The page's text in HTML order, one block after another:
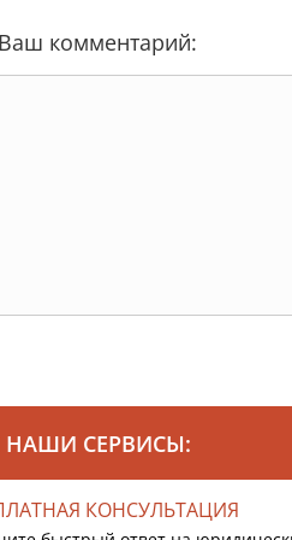
комментарий:
НАШИ СЕРВИСЫ:
КОНСУЛЬТАЦИЯ